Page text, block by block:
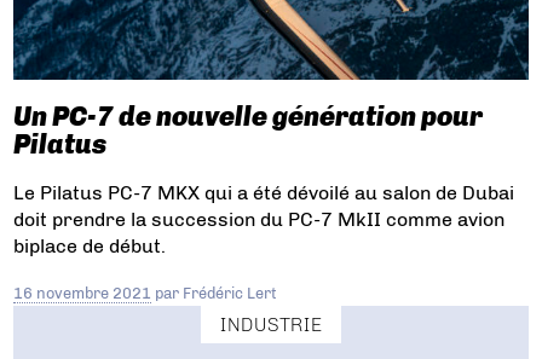
Un PC-7 de nouvelle génération pour
Pilatus
Le Pilatus PC-7 MKX qui a été dévoilé au salon de Dubai
doit prendre la succession du PC-7 MkII comme avion
biplace de début.
16 novembre 2021 par Frédéric Lert
INDUSTRIE